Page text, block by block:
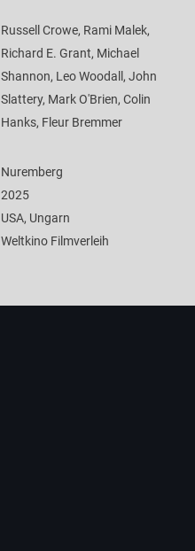
Russell Crowe, Rami Malek,
Richard E. Grant, Michael
Shannon, Leo Woodall, John
Slattery, Mark O'Brien, Colin
Hanks, Fleur Bremmer
Nuremberg
2025
USA, Ungarn
Weltkino Filmverleih